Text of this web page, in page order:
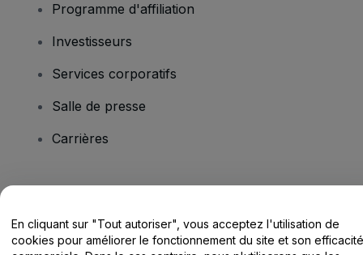
Programme d'affiliation
Investisseurs
Services corporatifs
Salle de presse
Carrières
Centre d'assistance / Nous contacter
En cliquant sur "Tout autoriser", vous acceptez l'utilisation de
cookies pour améliorer le fonctionnement du site et son efficacité